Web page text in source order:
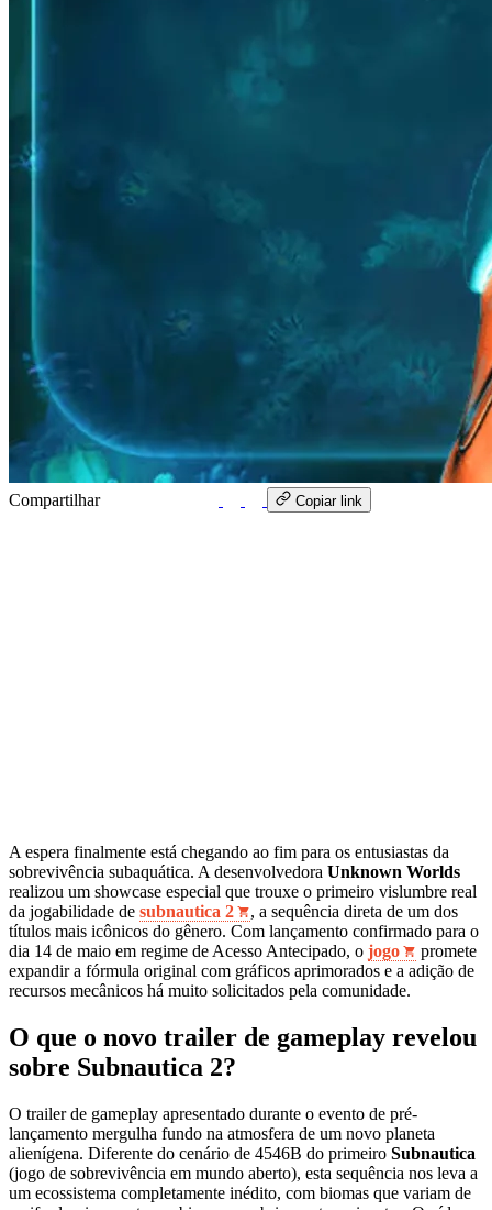
Compartilhar Copiar link
A espera finalmente está chegando ao fim para os entusiastas da
sobrevivência subaquática. A desenvolvedora Unknown Worlds
realizou um showcase especial que trouxe o primeiro vislumbre real
da jogabilidade de subnautica 2
, a sequência direta de um dos
títulos mais icônicos do gênero. Com lançamento confirmado para o
dia 14 de maio em regime de Acesso Antecipado, o jogo
promete
expandir a fórmula original com gráficos aprimorados e a adição de
recursos mecânicos há muito solicitados pela comunidade.
O que o novo trailer de gameplay revelou
sobre Subnautica 2?
O trailer de gameplay apresentado durante o evento de pré-
lançamento mergulha fundo na atmosfera de um novo planeta
alienígena. Diferente do cenário de 4546B do primeiro Subnautica
(jogo de sobrevivência em mundo aberto), esta sequência nos leva a
um ecossistema completamente inédito, com biomas que variam de